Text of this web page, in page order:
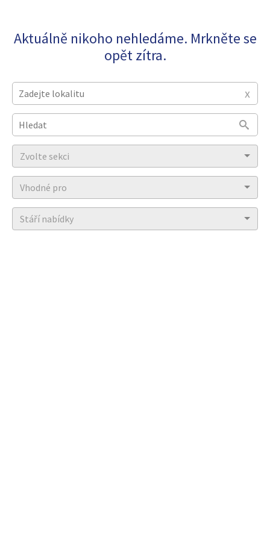
Aktuálně nikoho nehledáme. Mrkněte se
opět zítra.
Type 2 or more characters for results.
x
Zvolte sekci
Vhodné pro
Stáří nabídky